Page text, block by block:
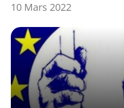
10 Mars 2022